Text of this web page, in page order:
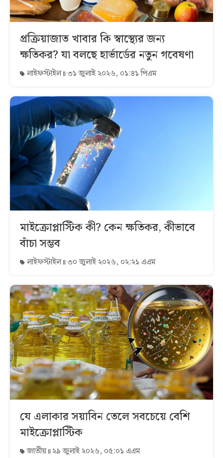
প্রক্রিয়াজাত খাবার কি স্বাস্থ্যের জন্য
ক্ষতিকর? যা বলছে হার্ভার্ডের নতুন গবেষণা
লাইফস্টাইল ৩১ জুলাই ২০২৬, ০১:৪১ পিএম
মাইক্রোপ্লাস্টিক কী? কেন ক্ষতিকর, কীভাবে
বাঁচা সম্ভব
লাইফস্টাইল ৩০ জুলাই ২০২৬, ০২:২১ এএম
যে এলাকার সয়াবিন তেলে সবচেয়ে বেশি
মাইক্রোপ্লাস্টিক
জাতীয় ২৯ জুলাই ২০২৬, ০৫:০১ এএম